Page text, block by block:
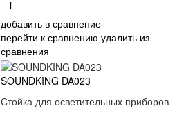
i
добавить в сравнение
перейти к сравнению удалить из
сравнения
SOUNDKING DA023
Стойка для осветительных приборов